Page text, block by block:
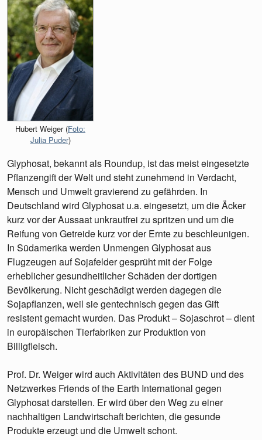
Hubert Weiger (Foto:
Julia Puder)
Glyphosat, bekannt als Roundup, ist das meist eingesetzte
Pflanzengift der Welt und steht zunehmend in Verdacht,
Mensch und Umwelt gravierend zu gefährden. In
Deutschland wird Glyphosat u.a. eingesetzt, um die Äcker
kurz vor der Aussaat unkrautfrei zu spritzen und um die
Reifung von Getreide kurz vor der Ernte zu beschleunigen.
In Südamerika werden Unmengen Glyphosat aus
Flugzeugen auf Sojafelder gesprüht mit der Folge
erheblicher gesundheitlicher Schäden der dortigen
Bevölkerung. Nicht geschädigt werden dagegen die
Sojapflanzen, weil sie gentechnisch gegen das Gift
resistent gemacht wurden. Das Produkt – Sojaschrot – dient
in europäischen Tierfabriken zur Produktion von
Billigfleisch.
Prof. Dr. Weiger wird auch Aktivitäten des BUND und des
Netzwerkes Friends of the Earth International gegen
Glyphosat darstellen. Er wird über den Weg zu einer
nachhaltigen Landwirtschaft berichten, die gesunde
Produkte erzeugt und die Umwelt schont.